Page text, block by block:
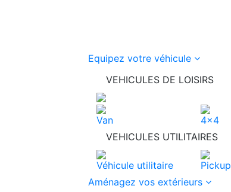
Equipez votre véhicule
VEHICULES DE LOISIRS
Van 4x4
VEHICULES UTILITAIRES
Véhicule utilitaire Pickup
Aménagez vos extérieurs